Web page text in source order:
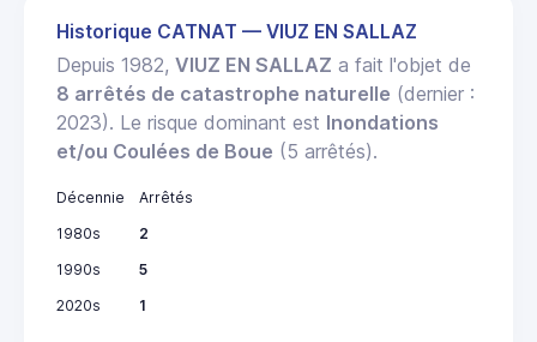
Historique CATNAT — VIUZ EN SALLAZ
Depuis 1982, VIUZ EN SALLAZ a fait l'objet de
8 arrêtés de catastrophe naturelle (dernier :
2023). Le risque dominant est Inondations
et/ou Coulées de Boue (5 arrêtés).
Décennie
Arrêtés
1980s
2
1990s
5
2020s
1